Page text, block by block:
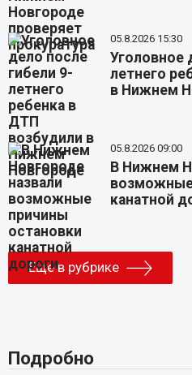
05.8.2026 15:30
Уголовное
летнего
в Нижнем
05.8.2026 09:00
В Нижнем
канатной
Еще в рубрике
Подробно